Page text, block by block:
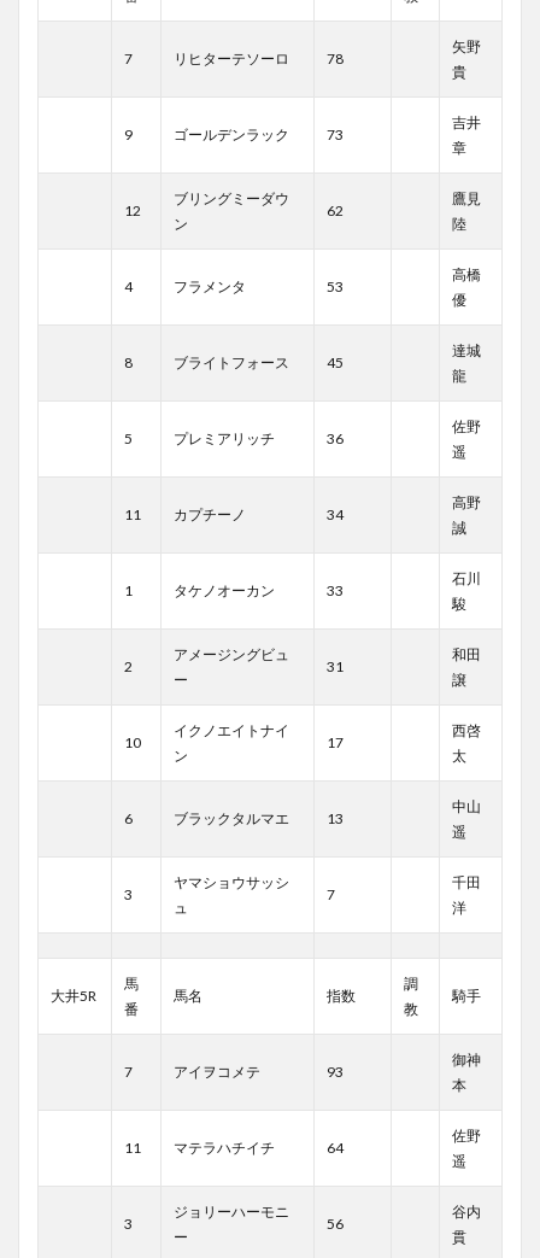
7 リヒターテソーロ 78
矢野
貴
9 ゴールデンラック 73
吉井
章
12
ブリングミーダウ
ン
62
鷹見
陸
4 フラメンタ 53
高橋
優
8 ブライトフォース 45
達城
龍
5 プレミアリッチ 36
佐野
遥
11 カプチーノ 34
高野
誠
1 タケノオーカン 33
石川
駿
2
アメージングビュ
ー
31
和田
譲
10
イクノエイトナイ
ン
17
西啓
太
6 ブラックタルマエ 13
中山
遥
3
ヤマショウサッシ
ュ
7
千田
洋
大井5R
馬
番
馬名 指数
調
教
騎手
7 アイヲコメテ 93
御神
本
11 マテラハチイチ 64
佐野
遥
3
ジョリーハーモニ
ー
56
谷内
貫